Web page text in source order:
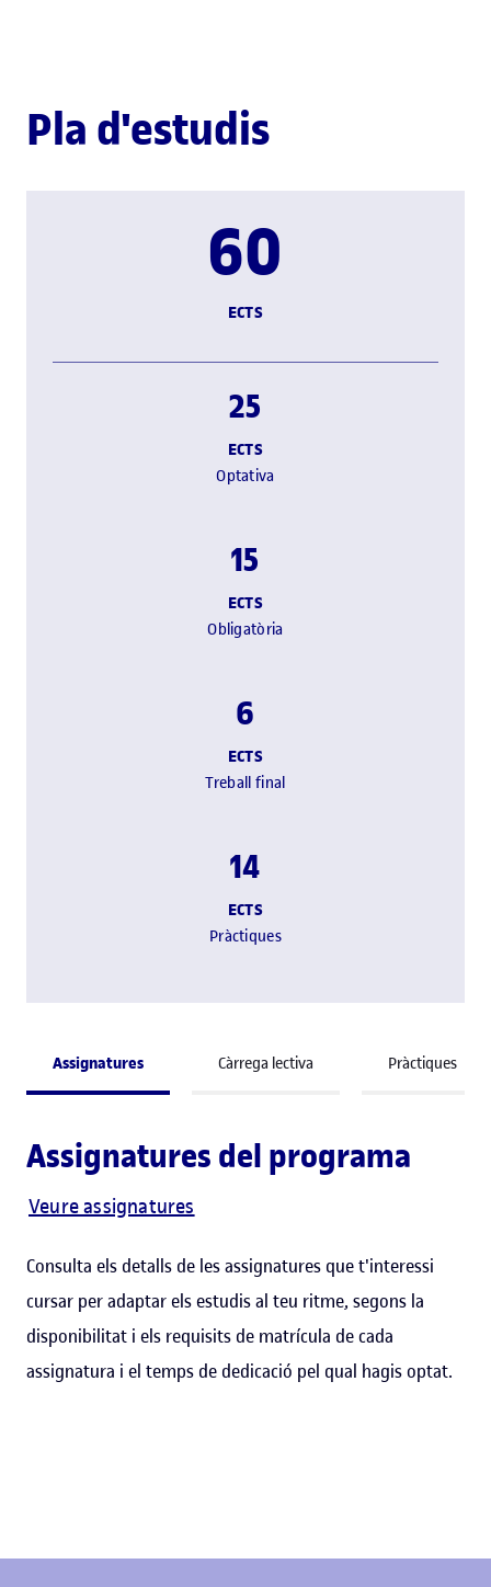
Pla d'estudis
60
ECTS
25
ECTS
Optativa
15
ECTS
Obligatòria
6
ECTS
Treball final
14
ECTS
Pràctiques
Assignatures Càrrega lectiva Pràctiques
Assignatures del programa
Veure assignatures
Consulta els detalls de les assignatures que t'interessi
cursar per adaptar els estudis al teu ritme, segons la
disponibilitat i els requisits de matrícula de cada
assignatura i el temps de dedicació pel qual hagis optat.